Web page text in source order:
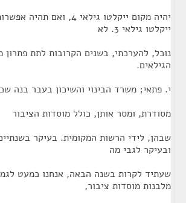
יהיה מקום ייקלטו גילאי 4, ואם
ייקלטו גילאי 3. לא
נוכל, להערכתי, בשנים הקרובות לתת פתרון
הגילאים.
י. פתאי; משרד הבינוי והשיכון בעבר בנה
מסודרת, ומסר אותן, כולל מוסדות הציבור
שבהן, לידי הרשות המקומית. בעיקר
ובעיקר לגבי מה
שעתיד לקרות בשנה הבאה, אנחנו כמעט
מלבנות מוסדות ציבור,